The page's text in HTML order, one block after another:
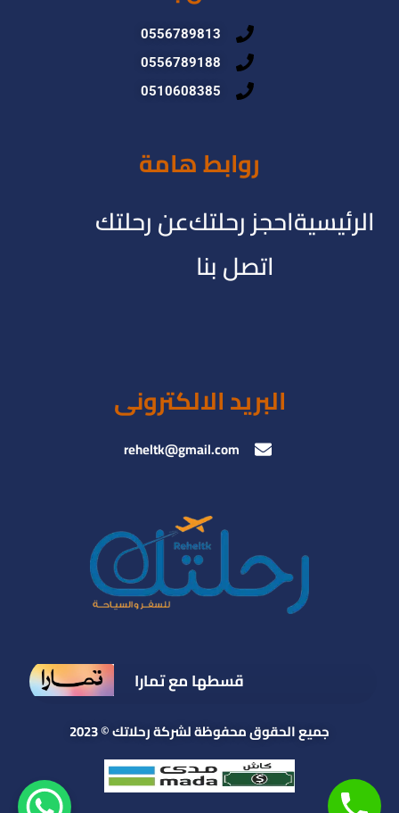
0556789813
0556789188
0510608385
روابط هامة
الرئيسيةاحجز رحلتكعن رحلتك
اتصل بنا
البريد الالكترونى
reheltk@gmail.com
قسطها مع تمارا
جميع الحقوق محفوظة لشركة رحلاتك © 2023